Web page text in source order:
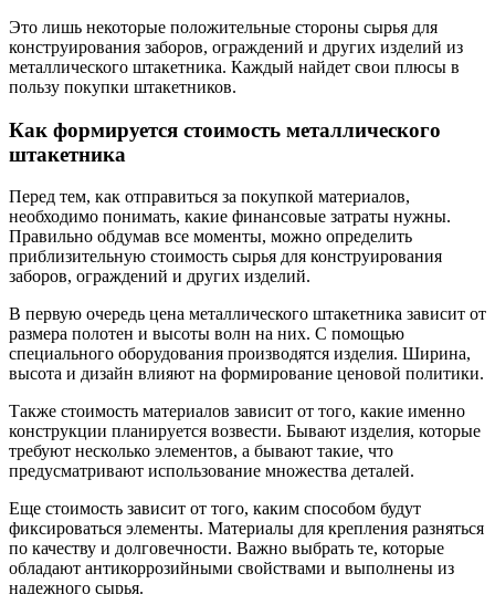
Это лишь некоторые положительные стороны сырья для
конструирования заборов, ограждений и других изделий из
металлического штакетника. Каждый найдет свои плюсы в
пользу покупки штакетников.
Как формируется стоимость металлического
штакетника
Перед тем, как отправиться за покупкой материалов,
необходимо понимать, какие финансовые затраты нужны.
Правильно обдумав все моменты, можно определить
приблизительную стоимость сырья для конструирования
заборов, ограждений и других изделий.
В первую очередь цена металлического штакетника зависит от
размера полотен и высоты волн на них. С помощью
специального оборудования производятся изделия. Ширина,
высота и дизайн влияют на формирование ценовой политики.
Также стоимость материалов зависит от того, какие именно
конструкции планируется возвести. Бывают изделия, которые
требуют несколько элементов, а бывают такие, что
предусматривают использование множества деталей.
Еще стоимость зависит от того, каким способом будут
фиксироваться элементы. Материалы для крепления разняться
по качеству и долговечности. Важно выбрать те, которые
обладают антикоррозийными свойствами и выполнены из
надежного сырья.